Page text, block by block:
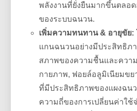
พลังงานที่ยั่งยืนมากขึ้นตลอด
ของระบบฉนวน.
เพิ่มความทนทาน & อายุขัย:
แกนฉนวนอย่างมีประสิทธิภา
สภาพของความชื้นและความ
กายภาพ, ฟอยล์อลูมิเนียมขย
ที่มีประสิทธิภาพของแผงฉน
ความถี่ของการเปลี่ยนค่าใช้